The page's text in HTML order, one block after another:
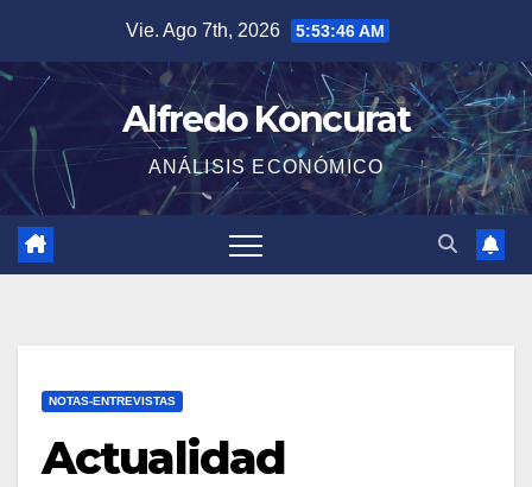
contenido
Vie. Ago 7th, 2026 5:53:46 AM
Alfredo Koncurat
ANÁLISIS ECONÓMICO
NOTAS-ENTREVISTAS
Actualidad